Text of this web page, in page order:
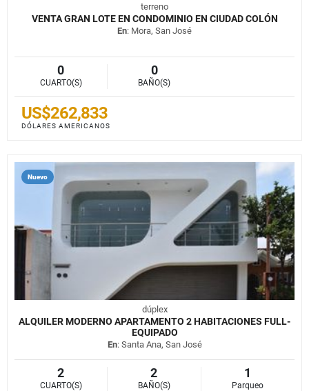
terreno
VENTA GRAN LOTE EN CONDOMINIO EN CIUDAD COLÓN
En: Mora, San José
0
CUARTO(S)
0
BAÑO(S)
US$262,833
DÓLARES AMERICANOS
Nuevo
dúplex
ALQUILER MODERNO APARTAMENTO 2 HABITACIONES FULL-
EQUIPADO
En: Santa Ana, San José
2
CUARTO(S)
2
BAÑO(S)
1
Parqueo